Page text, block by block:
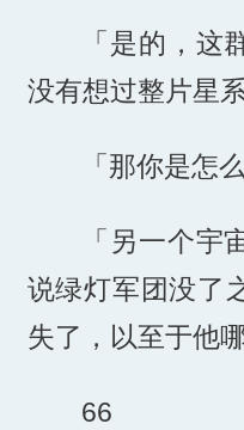
「是的，这
没有想过整片星
「那你是怎
「另一个宇
说绿灯军团没了
失了，以至于他
66